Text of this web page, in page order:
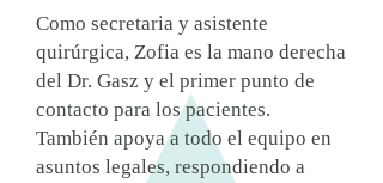
Como secretaria y asistente
quirúrgica, Zofia es la mano derecha
del Dr. Gasz y el primer punto de
contacto para los pacientes.
También apoya a todo el equipo en
asuntos legales, respondiendo a